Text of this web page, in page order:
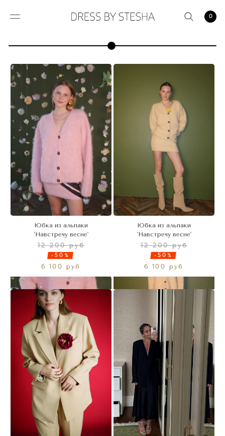
0
Юбка из альпаки
'Навстречу весне'
12 200 руб
-50%
6 100 руб
Юбка из альпаки
'Навстречу весне'
12 200 руб
-50%
6 100 руб